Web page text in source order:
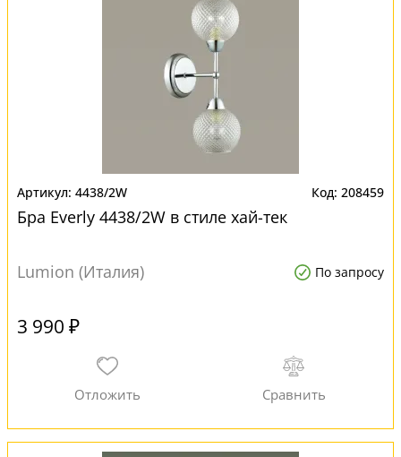
4438/2W 208459
Бра Everly 4438/2W в стиле хай-тек
Lumion (Италия) По запросу
3 990 ₽